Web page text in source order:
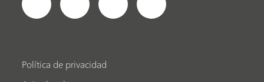
Política de privacidad